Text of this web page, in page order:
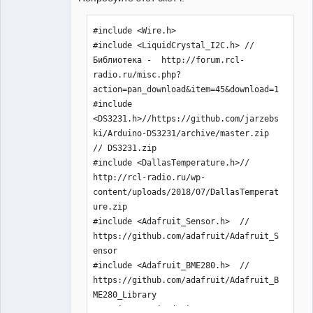
#include <Wire.h>
#include <LiquidCrystal_I2C.h> //
Библиотека -  http://forum.rcl-
radio.ru/misc.php?
action=pan_download&item=45&download=1
#include
<DS3231.h>//https://github.com/jarzebs
ki/Arduino-DS3231/archive/master.zip
// DS3231.zip
#include <DallasTemperature.h>//
http://rcl-radio.ru/wp-
content/uploads/2018/07/DallasTemperat
ure.zip
#include <Adafruit_Sensor.h>  //
https://github.com/adafruit/Adafruit_S
ensor
#include <Adafruit_BME280.h>  //
https://github.com/adafruit/Adafruit_B
ME280_Library